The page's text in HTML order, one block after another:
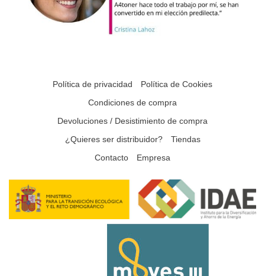
Política de privacidad
Política de Cookies
Condiciones de compra
Devoluciones / Desistimiento de compra
¿Quieres ser distribuidor?
Tiendas
Contacto
Empresa